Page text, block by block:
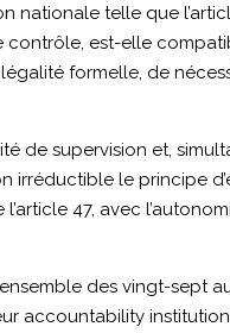
nationale telle que
est-elle
formelle, de
supervision et,
irréductible le principe
47, avec
des vingt-
accountability